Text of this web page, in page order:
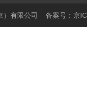
）有限公司 备案号：京